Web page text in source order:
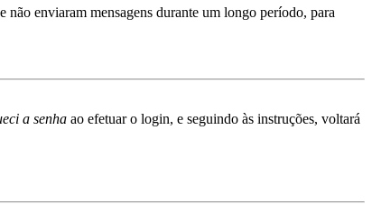
enviaram mensagens durante um longo período, para
a senha ao efetuar o login, e seguindo às instruções, voltará